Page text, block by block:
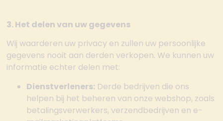
3. Het delen van uw gegevens
Wij waarderen uw privacy en zullen uw persoonlijke
gegevens nooit aan derden verkopen. We kunnen uw
informatie echter delen met:
Dienstverleners: Derde bedrijven die ons
helpen bij het beheren van onze webshop, zoals
betalingsverwerkers, verzendbedrijven en e-